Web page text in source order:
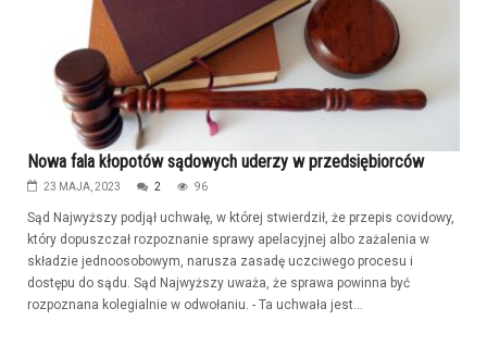
Nowa fala kłopotów sądowych uderzy w przedsiębiorców
23 MAJA, 2023 2 96
Sąd Najwyższy podjął uchwałę, w której stwierdził, że przepis covidowy,
który dopuszczał rozpoznanie sprawy apelacyjnej albo zażalenia w
składzie jednoosobowym, narusza zasadę uczciwego procesu i
dostępu do sądu. Sąd Najwyższy uważa, że sprawa powinna być
rozpoznana kolegialnie w odwołaniu. - Ta uchwała jest...